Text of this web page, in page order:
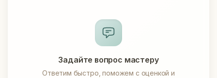
Задайте вопрос мастеру
Ответим быстро, поможем с оценкой и